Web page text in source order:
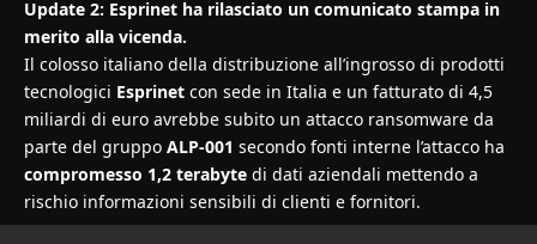
Update 2: Esprinet ha rilasciato un comunicato stampa in
merito alla vicenda.
Il colosso italiano della distribuzione all’ingrosso di prodotti
tecnologici Esprinet con sede in Italia e un fatturato di 4,5
miliardi di euro avrebbe subito un attacco ransomware da
parte del gruppo ALP-001 secondo fonti interne l’attacco ha
compromesso 1,2 terabyte di dati aziendali mettendo a
rischio informazioni sensibili di clienti e fornitori.